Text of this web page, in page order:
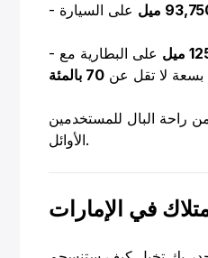
- على السيارة
- على البطارية مع
لا تقل عن 70 بالمئة
راحة البال للمستخدمين
الأوائل.
في الإمارات